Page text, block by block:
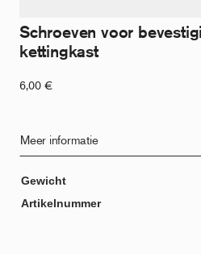
Schroeven voor
kettingkast
6,00 €
Meer informatie
Gewicht
Artikelnummer